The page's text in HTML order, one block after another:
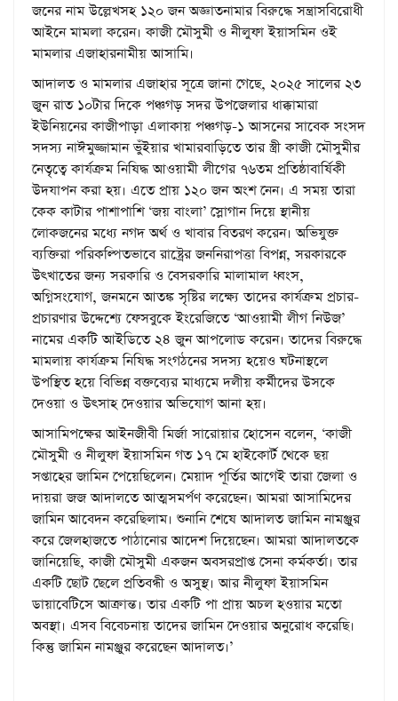
জনের নাম উল্লেখসহ ১২০ জন অজ্ঞাতনামার বিরুদ্ধে সন্ত্রাসবিরোধী
আইনে মামলা করেন। কাজী মৌসুমী ও নীলুফা ইয়াসমিন ওই
মামলার এজাহারনামীয় আসামি।
আদালত ও মামলার এজাহার সূত্রে জানা গেছে, ২০২৫ সালের ২৩
জুন রাত ১০টার দিকে পঞ্চগড় সদর উপজেলার ধাক্কামারা
ইউনিয়নের কাজীপাড়া এলাকায় পঞ্চগড়-১ আসনের সাবেক সংসদ
সদস্য নাঈমুজ্জামান ভুঁইয়ার খামারবাড়িতে তার স্ত্রী কাজী মৌসুমীর
নেতৃত্বে কার্যক্রম নিষিদ্ধ আওয়ামী লীগের ৭৬তম প্রতিষ্ঠাবার্ষিকী
উদযাপন করা হয়। এতে প্রায় ১২০ জন অংশ নেন। এ সময় তারা
কেক কাটার পাশাপাশি ‘জয় বাংলা’ স্লোগান দিয়ে স্থানীয়
লোকজনের মধ্যে নগদ অর্থ ও খাবার বিতরণ করেন। অভিযুক্ত
ব্যক্তিরা পরিকল্পিতভাবে রাষ্ট্রের জননিরাপত্তা বিপন্ন, সরকারকে
উৎখাতের জন্য সরকারি ও বেসরকারি মালামাল ধ্বংস,
অগ্নিসংযোগ, জনমনে আতঙ্ক সৃষ্টির লক্ষ্যে তাদের কার্যক্রম প্রচার-
প্রচারণার উদ্দেশ্যে ফেসবুকে ইংরেজিতে ‘আওয়ামী লীগ নিউজ’
নামের একটি আইডিতে ২৪ জুন আপলোড করেন। তাদের বিরুদ্ধে
মামলায় কার্যক্রম নিষিদ্ধ সংগঠনের সদস্য হয়েও ঘটনাস্থলে
উপস্থিত হয়ে বিভিন্ন বক্তব্যের মাধ্যমে দলীয় কর্মীদের উসকে
দেওয়া ও উৎসাহ দেওয়ার অভিযোগ আনা হয়।
আসামিপক্ষের আইনজীবী মির্জা সারোয়ার হোসেন বলেন, ‘কাজী
মৌসুমী ও নীলুফা ইয়াসমিন গত ১৭ মে হাইকোর্ট থেকে ছয়
সপ্তাহের জামিন পেয়েছিলেন। মেয়াদ পূর্তির আগেই তারা জেলা ও
দায়রা জজ আদালতে আত্মসমর্পণ করেছেন। আমরা আসামিদের
জামিন আবেদন করেছিলাম। শুনানি শেষে আদালত জামিন নামঞ্জুর
করে জেলহাজতে পাঠানোর আদেশ দিয়েছেন। আমরা আদালতকে
জানিয়েছি, কাজী মৌসুমী একজন অবসরপ্রাপ্ত সেনা কর্মকর্তা। তার
একটি ছোট ছেলে প্রতিবন্ধী ও অসুস্থ। আর নীলুফা ইয়াসমিন
ডায়াবেটিসে আক্রান্ত। তার একটি পা প্রায় অচল হওয়ার মতো
অবস্থা। এসব বিবেচনায় তাদের জামিন দেওয়ার অনুরোধ করেছি।
কিন্তু জামিন নামঞ্জুর করেছেন আদালত।’